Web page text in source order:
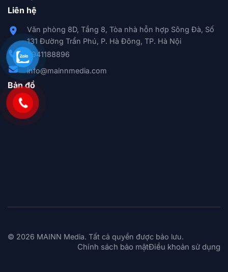
Liên hệ
Văn phòng 8D, Tầng 8, Tòa nhà hỗn hợp Sông Đà, Số
131 Đường Trần Phú, P. Hà Đông, TP. Hà Nội
0941188896
info@mainnmedia.com
Bản đồ
© 2026 MAINN Media. Tất cả quyền được bảo lưu.
Chính sách bảo mậtĐiều khoản sử dụng